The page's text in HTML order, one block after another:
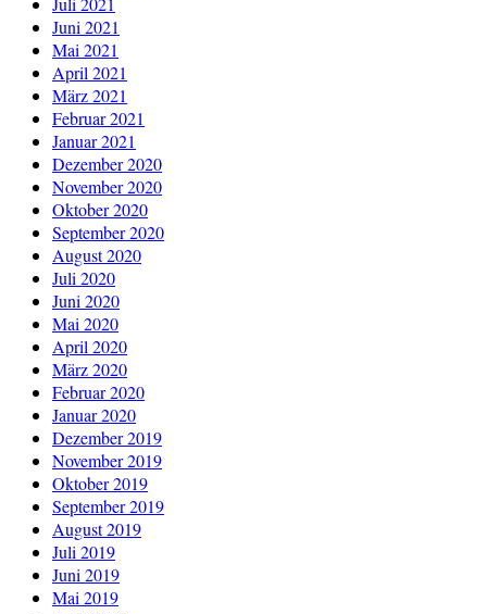
Juni 2021
Mai 2021
April 2021
März 2021
Februar 2021
Januar 2021
Dezember 2020
November 2020
Oktober 2020
September 2020
August 2020
Juli 2020
Juni 2020
Mai 2020
April 2020
März 2020
Februar 2020
Januar 2020
Dezember 2019
November 2019
Oktober 2019
September 2019
August 2019
Juli 2019
Juni 2019
Mai 2019